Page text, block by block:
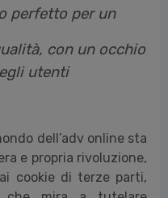
perfetto per un
con un occhio
utenti
dell’adv online sta
e propria rivoluzione,
cookie di terze parti,